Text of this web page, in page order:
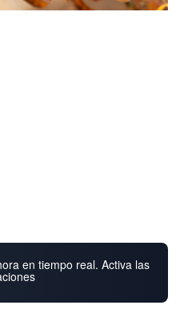
en tiempo real. Activa las